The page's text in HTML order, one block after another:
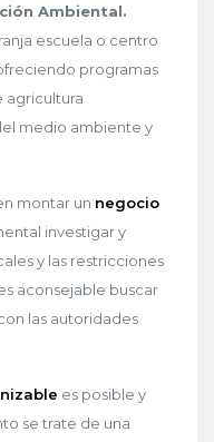
Ambiental.
escuela o centro
programas
agricultura
medio ambiente y
montar un negocio
investigar y
y las restricciones
aconsejable buscar
las autoridades
es posible y
se trate de una